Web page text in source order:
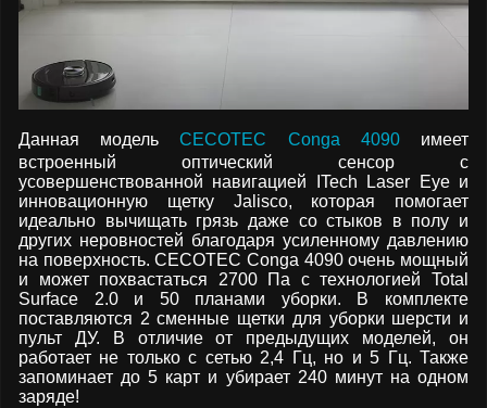
Данная модельCECOTEC Conga 4090имеет
встроенный оптический сенсор с
усовершенствованной навигацией ITech Laser Eye и
инновационную щетку Jalisco, которая помогает
идеально вычищать грязь даже со стыков в полу и
других неровностей благодаря усиленному давлению
на поверхность. CECOTEC Conga 4090 очень мощный
и может похвастаться 2700 Па с технологией Total
Surface 2.0 и 50 планами уборки. В комплекте
поставляются 2 сменные щетки для уборки шерсти и
пульт ДУ. В отличие от предыдущих моделей, он
работает не только с сетью 2,4 Гц, но и 5 Гц. Также
запоминает до 5 карт и убирает 240 минут на одном
заряде!